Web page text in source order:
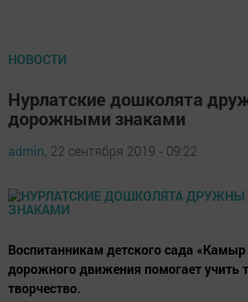
НОВОСТИ
Нурлатские дошколята
дорожными знаками
admin, 22 сентября 2019 - 09:22
Воспитанникам детского сада
дорожного движения помогает учить
творчество.